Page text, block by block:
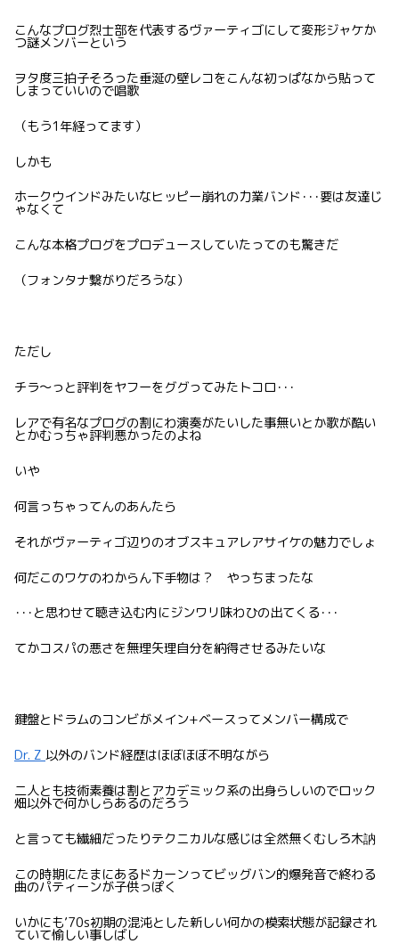
こんなプログ烈士部を代表するヴァーティゴにして変形ジャケか
つ謎メンバーという
ヲタ度三拍子そろった垂涎の壁レコをこんな初っぱなから貼って
しまっていいので唱歌
（もう1年経ってます）
しかも
ホークウインドみたいなヒッピー崩れの力業バンド･･･要は友達じ
ゃなくて
こんな本格プログをプロデュースしていたってのも驚きだ
（フォンタナ繋がりだろうな）
ただし
チラ〜っと評判をヤフーをググってみたトコロ･･･
レアで有名なプログの割にわ演奏がたいした事無いとか歌が酷い
とかむっちゃ評判悪かったのよね
いや
何言っちゃってんのあんたら
それがヴァーティゴ辺りのオブスキュアレアサイケの魅力でしょ
何だこのワケのわからん下手物は？ やっちまったな
･･･と思わせて聴き込む内にジンワリ味わひの出てくる･･･
てかコスパの悪さを無理矢理自分を納得させるみたいな
鍵盤とドラムのコンビがメイン+ベースってメンバー構成で
Dr. Z 以外のバンド経歴はほぼほぼ不明ながら
二人とも技術素養は割とアカデミック系の出身らしいのでロック
畑以外で何かしらあるのだろう
と言っても繊細だったりテクニカルな感じは全然無くむしろ木訥
この時期にたまにあるドカーンってビッグバン的爆発音で終わる
曲のパティーンが子供っぽく
いかにも’70s初期の混沌とした新しい何かの模索状態が記録され
ていて愉しい事しばし